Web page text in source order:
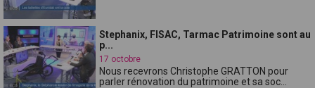
Stephanix, FISAC, Tarmac Patrimoine sont au
p...
17 octobre
Nous recevrons Christophe GRATTON pour
parler rénovation du patrimoine et sa soc...